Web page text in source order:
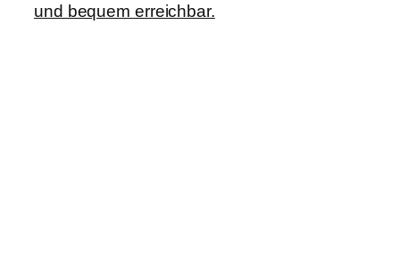
und bequem erreichbar.